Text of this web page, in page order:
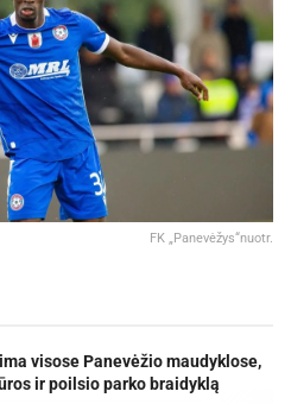
FK „Panevėžys“nuotr.
visose Panevėžio maudyklose,
ir poilsio parko braidyklą